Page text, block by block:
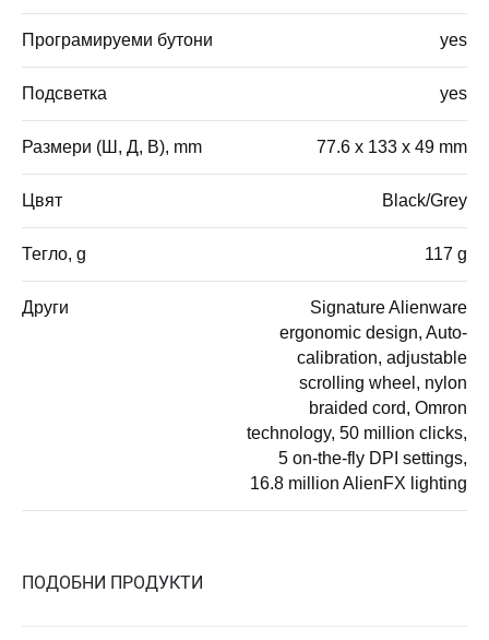
Програмируеми бутони yes
Подсветка yes
Размери (Ш, Д, В), mm 77.6 x 133 x 49 mm
Цвят Black/Grey
Тегло, g 117 g
Други
Signature Alienware
ergonomic design, Auto-
calibration, adjustable
scrolling wheel, nylon
braided cord, Omron
technology, 50 million clicks,
5 on-the-fly DPI settings,
16.8 million AlienFX lighting
ПОДОБНИ ПРОДУКТИ